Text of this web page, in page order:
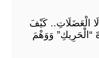
الْعَضَلَاتِ.. كَيْفَ
وَوَهْمَ